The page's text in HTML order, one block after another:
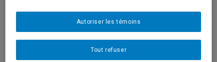
Tout refuser
Autoriser les témoins